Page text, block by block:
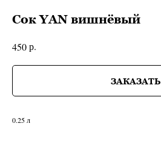
Сок YAN вишнёвый
450р.
ЗАКАЗАТЬ
0.25 л